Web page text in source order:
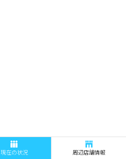
現在の状況 周辺店舗情報